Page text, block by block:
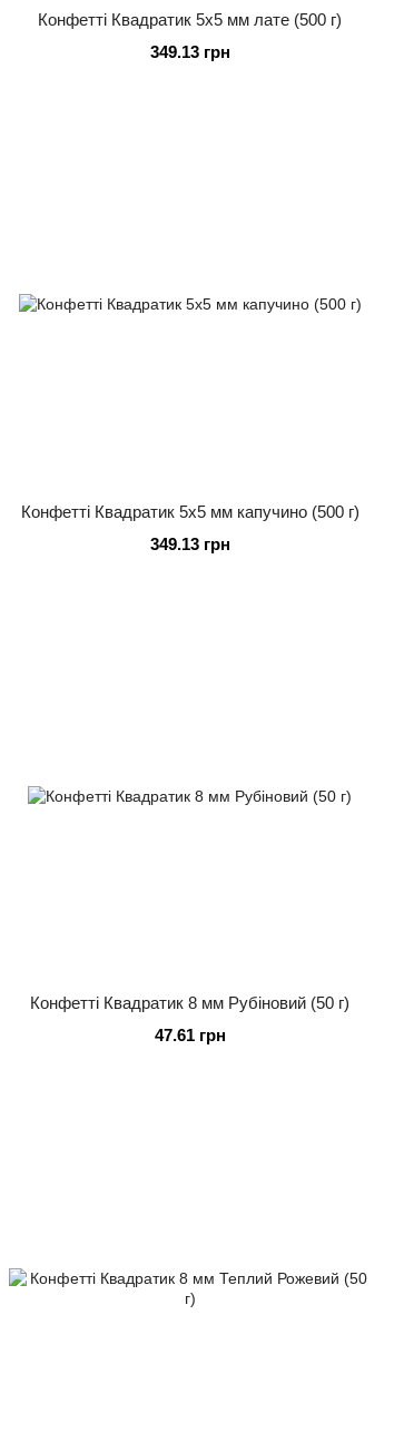
Конфетті Квадратик 5х5 мм лате (500 г)
349.13 грн
Конфетті Квадратик 5х5 мм капучино (500 г)
349.13 грн
Конфетті Квадратик 8 мм Рубіновий (50 г)
47.61 грн